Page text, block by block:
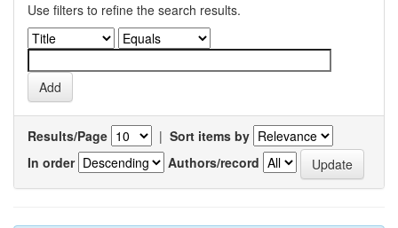
Use filters to refine the search results.
Results/Page | Sort items by
In order
Authors/record